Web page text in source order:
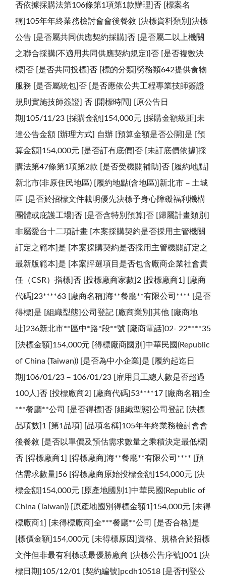
否依據採購法第106條第1項第1款辦理]否 [標案名
稱]105年年終業務檢討會會後餐敘 [決標資料類別]決標
公告 [是否屬共同供應契約採購]否 [是否屬二以上機關
之聯合採購(不適用共同供應契約規定)]否 [是否複數決
標]否 [是否共同投標]否 [標的分類]勞務類642提供食物
服務 [是否屬統包]否 [是否應依公共工程專業技師簽證
規則實施技師簽證] 否 [開標時間] [原公告日
期]105/11/23 [採購金額]154,000元 [採購金額級距]未
達公告金額 [辦理方式] 自辦 [預算金額是否公開]是 [預
算金額]154,000元 [是否訂有底價]否 [未訂底價依據]採
購法第47條第1項第2款 [是否受機關補助]否 [履約地點]
新北市(非原住民地區) [履約地點(含地區)]新北市－土城
區 [是否於招標文件載明優先決標予身心障礙福利機構
團體或庇護工場]否 [是否含特別預算]否 [歸屬計畫類別]
非屬愛台十二項計畫 [本案採購契約是否採用主管機關
訂定之範本]是 [本案採購契約是否採用主管機關訂定之
最新版範本]是 [本案評選項目是否包含廠商企業社會責
任（CSR）指標]否 [投標廠商家數]2 [投標廠商1] [廠商
代碼]23****63 [廠商名稱]海**餐廳**有限公司**** [是否
得標]是 [組織型態]公司登記 [廠商業別]其他 [廠商地
址]236新北市**區中*路*段**號 [廠商電話]02- 22****35
[決標金額]154,000元 [得標廠商國別]中華民國(Republic
of China (Taiwan)) [是否為中小企業]是 [履約起迄日
期]106/01/23－106/01/23 [雇用員工總人數是否超過
100人]否 [投標廠商2] [廠商代碼]53****17 [廠商名稱]全
***餐廳**公司 [是否得標]否 [組織型態]公司登記 [決標
品項數]1 [第1品項] [品項名稱]105年年終業務檢討會會
後餐敘 [是否以單價及預估需求數量之乘積決定最低標]
否 [得標廠商1] [得標廠商]海**餐廳**有限公司**** [預
估需求數量]56 [得標廠商原始投標金額]154,000元 [決
標金額]154,000元 [原產地國別1]中華民國(Republic of
China (Taiwan)) [原產地國別得標金額1]154,000元 [未得
標廠商1] [未得標廠商]全***餐廳**公司 [是否合格]是
[標價金額]154,000元 [未得標原因]資格、規格合於招標
文件但非最有利標或最優勝廠商 [決標公告序號]001 [決
標日期]105/12/01 [契約編號]pcdh10518 [是否刊登公